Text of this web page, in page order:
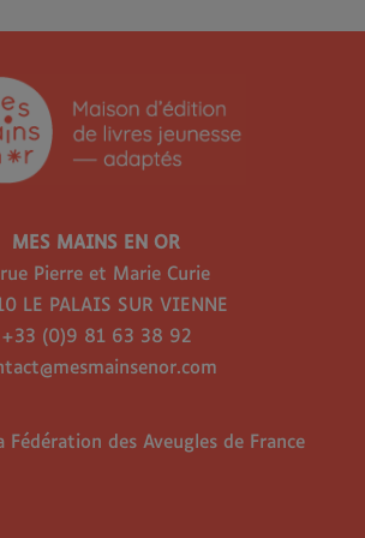
MES MAINS EN OR
Pierre et Marie Curie
LE PALAIS SUR VIENNE
+33 (0)9 81 63 38 92
Fédération des Aveugles de France